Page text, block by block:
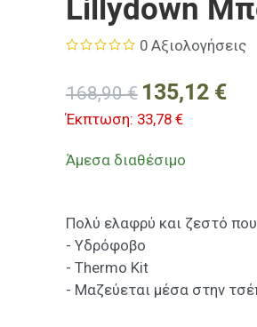
Lillydown
0 Αξιολογήσεις
168,90 € 135,12 €
Έκπτωση: 33,78 €
Άμεσα διαθέσιμο
Πολύ ελαφρύ και ζεστό
- Υδρόφοβο
- Thermo Kit
- Μαζεύεται μέσα στην